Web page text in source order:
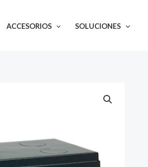
ACCESORIOS SOLUCIONES